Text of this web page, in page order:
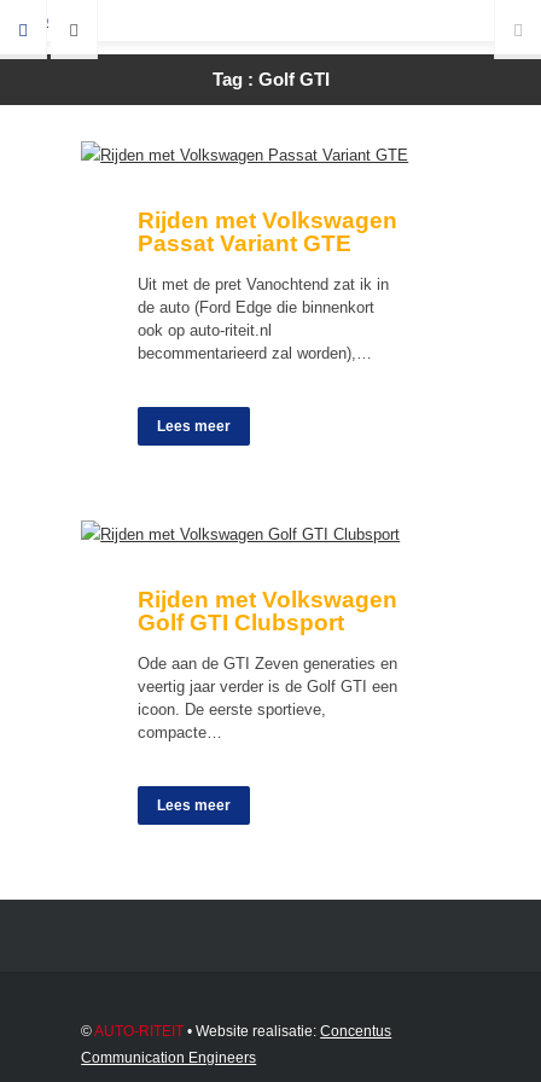
Tag : Golf GTI
Rijden met Volkswagen
Passat Variant GTE
Uit met de pret Vanochtend zat ik in
de auto (Ford Edge die binnenkort
ook op auto-riteit.nl
becommentarieerd zal worden),…
Lees meer
Rijden met Volkswagen
Golf GTI Clubsport
Ode aan de GTI Zeven generaties en
veertig jaar verder is de Golf GTI een
icoon. De eerste sportieve,
compacte…
Lees meer
©AUTO-RITEIT • Website realisatie:Concentus
Communication Engineers